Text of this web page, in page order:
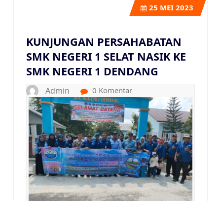
KUNJUNGAN PERSAHABATAN
SMK NEGERI 1 SELAT NASIK KE
SMK NEGERI 1 DENDANG
25 MEI 2023
Admin 0 Komentar